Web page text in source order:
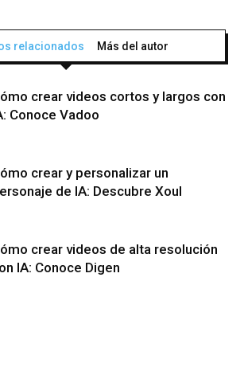
relacionados Más del autor
crear videos cortos y largos con
Conoce Vadoo
crear y personalizar un
de IA: Descubre Xoul
crear videos de alta resolución
IA: Conoce Digen